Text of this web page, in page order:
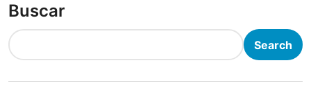
Buscar
Search